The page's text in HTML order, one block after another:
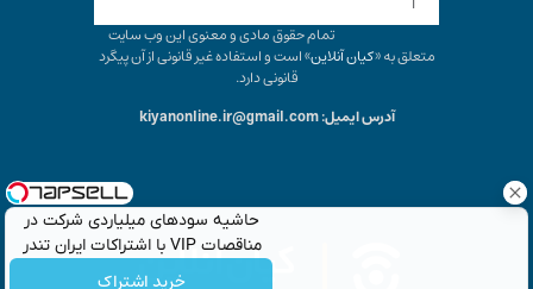
حاشیه سودهای میلیاردی شرکت در
مناقصات VIP با اشتراکات ایران تندر
خرید اشتراک
تمام حقوق مادی و معنوی این وب سایت
متعلق به «کیان آنلاین» است و استفاده غیر قانونی از آن پیگرد
قانونی دارد.
آدرس ایمیل: kiyanonline.ir@gmail.com